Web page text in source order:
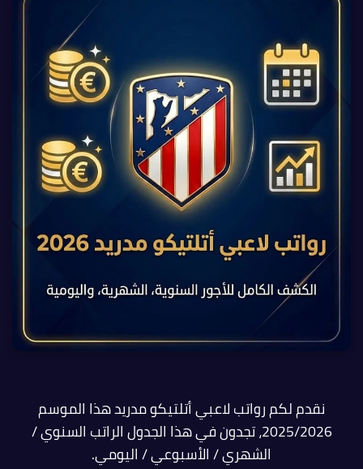
نقدم لكم رواتب لاعبي أتلتيكو مدريد هذا الموسم
2025/2026، تجدون في هذا الجدول الراتب السنوي /
الشهري / الأسبوعي / اليومي.